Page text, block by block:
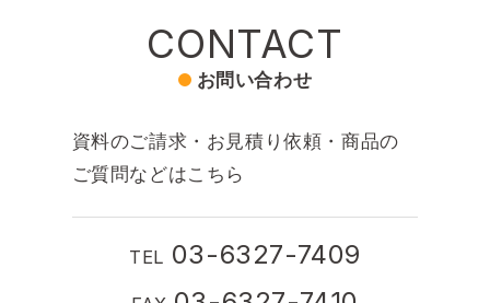
CONTACT
お問い合わせ
資料のご請求・お見積り依頼・商品の
ご質問などはこちら
TEL 03-6327-7409